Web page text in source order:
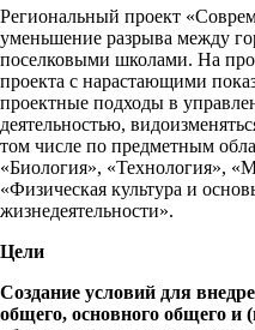
Региональный проект
уменьшение разрыва между
поселковыми школами. На
проекта с нарастающими
проектные подходы в
деятельностью,
том числе по предметным
«Биология», «Технология»,
«Физическая культура и
жизнедеятельности».
Цели
Создание условий для
общего, основного общего и